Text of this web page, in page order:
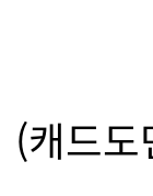
(캐드